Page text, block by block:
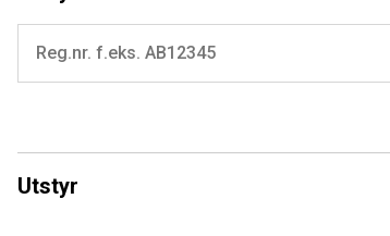
Smart ekstrasete ved bodelsdør (se bilder)
Vendbare komfortstoler foran
Alu.felger
To enkle senger bak, inkl
m.m
Utstyr